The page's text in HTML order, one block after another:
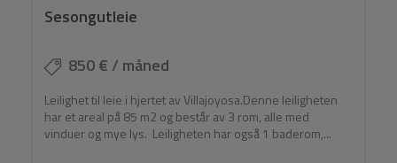
Sesongutleie
850 € / måned
Leilighet til leie i hjertet av Villajoyosa.Denne leiligheten
har et areal på 85 m2 og består av 3 rom, alle med
vinduer og mye lys. Leiligheten har også 1 baderom,...